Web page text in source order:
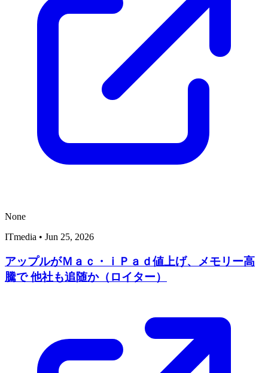
None
ITmedia • Jun 25, 2026
アップルがＭａｃ・ｉＰａｄ値上げ、メモリー高
騰で 他社も追随か（ロイター）